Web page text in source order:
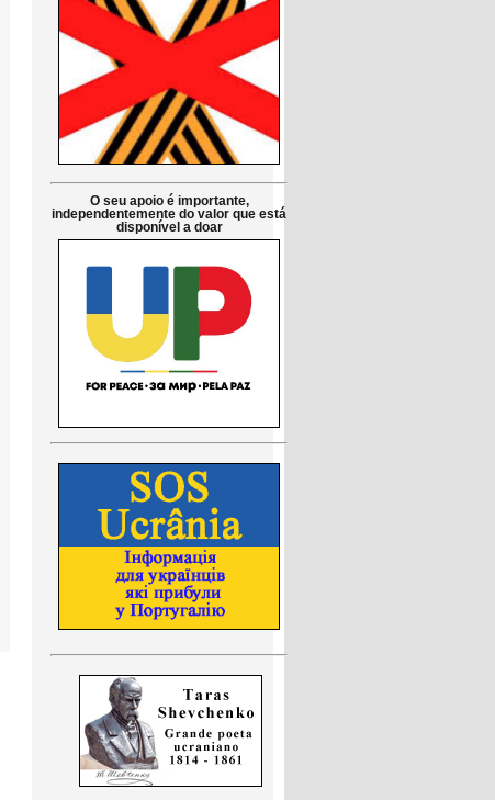
O seu apoio é importante,
independentemente do valor que está
disponível a doar